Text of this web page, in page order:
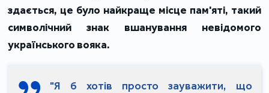
здається, це було найкраще місце пам'яті, такий
символічний знак вшанування невідомого
українського вояка.
"Я б хотів просто зауважити, що